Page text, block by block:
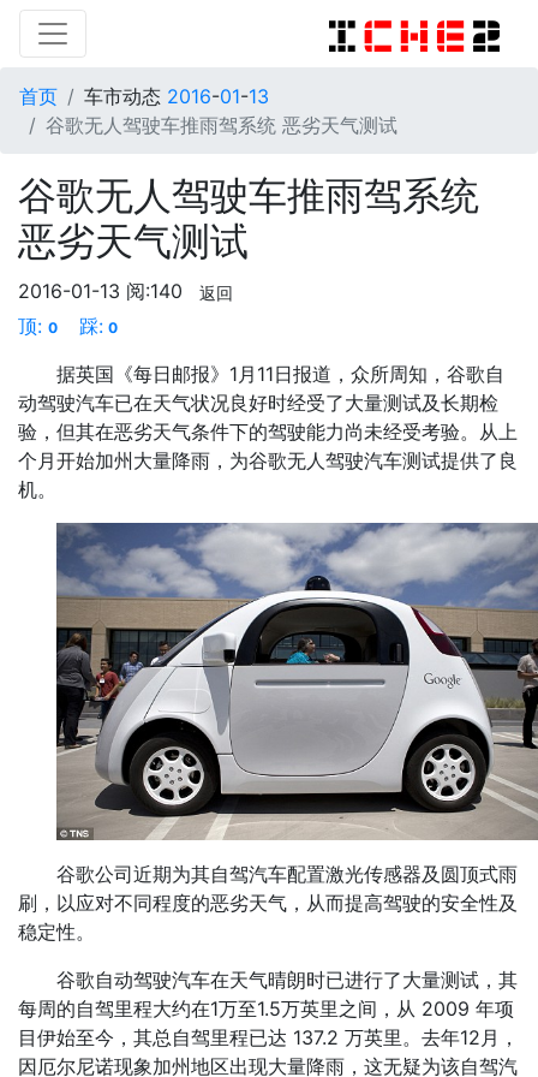
首页 车市动态 2016-01-13
谷歌无人驾驶车推雨驾系统 恶劣天气测试
谷歌无人驾驶车推雨驾系统
恶劣天气测试
2016-01-13 阅:140 返回
顶: 0 踩: 0
据英国《每日邮报》1月11日报道，众所周知，谷歌自
动驾驶汽车已在天气状况良好时经受了大量测试及长期检
验，但其在恶劣天气条件下的驾驶能力尚未经受考验。从上
个月开始加州大量降雨，为谷歌无人驾驶汽车测试提供了良
机。
谷歌公司近期为其自驾汽车配置激光传感器及圆顶式雨
刷，以应对不同程度的恶劣天气，从而提高驾驶的安全性及
稳定性。
谷歌自动驾驶汽车在天气晴朗时已进行了大量测试，其
每周的自驾里程大约在1万至1.5万英里之间，从 2009 年项
目伊始至今，其总自驾里程已达 137.2 万英里。去年12月，
因厄尔尼诺现象加州地区出现大量降雨，这无疑为该自驾汽